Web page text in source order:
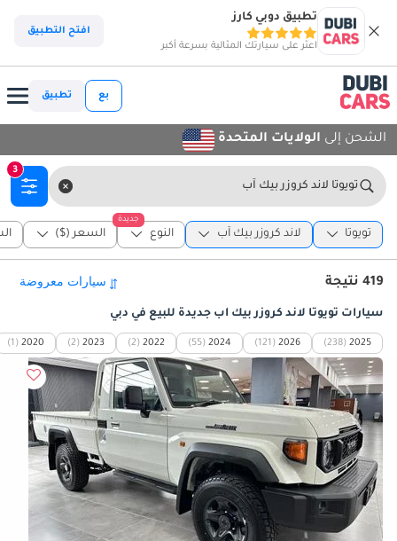
تطبيق دوبي كارز
اعثر على سيارتك المثالية بسرعة أكبر
افتح التطبيق
بع تطبيق
الشحن إلى الولايات المتحدة
تويوتا لاند كروزر بيك آب
3
تويوتا لاند كروزر بيك آب
جديدة
النوع السعر ($)
419 نتيجة
سيارات تويوتا لاند كروزر بيك آب جديدة للبيع في دبي
2025
(238)
2026
(121)
2024
(55)
2022
(2)
2023
(2)
2020
(1)